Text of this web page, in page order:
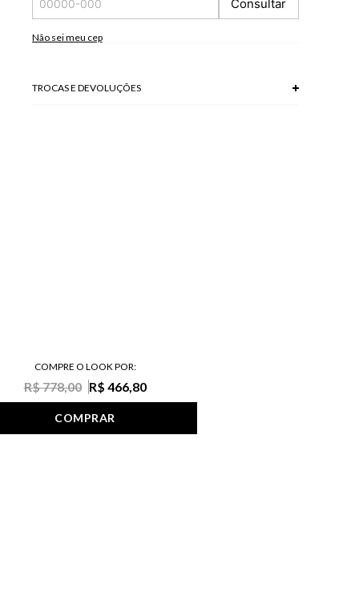
*A tonalidade das cores pode variar de acordo com a sua
Consultar
Não sei meu cep
TROCAS E DEVOLUÇÕES
COMPRE O LOOK POR:
R$ 778,00 R$ 466,80
COMPRAR